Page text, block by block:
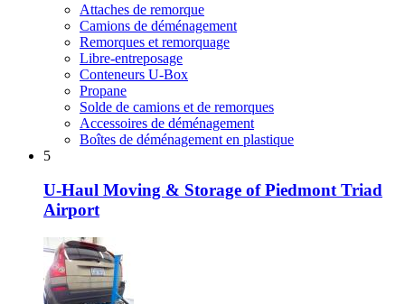
Attaches de remorque
Camions de déménagement
Remorques et remorquage
Libre-entreposage
Conteneurs U-Box
Propane
Solde de camions et de remorques
Accessoires de déménagement
Boîtes de déménagement en plastique
5
U-Haul Moving & Storage of Piedmont Triad
Airport